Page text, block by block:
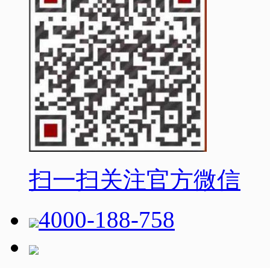
扫一扫关注官方微信
4000-188-758